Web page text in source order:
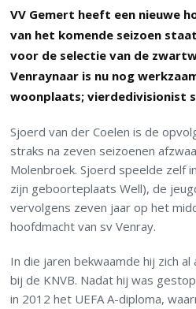
VV Gemert heeft een nieuwe
van het komende seizoen
voor de selectie van de
Venraynaar is nu nog
woonplaats; vierdedivisionist
Sjoerd van der Coelen is de
straks na zeven seizoenen
Molenbroek. Sjoerd speelde zelf
zijn geboorteplaats Well), de
vervolgens zeven jaar op het
hoofdmacht van sv Venray.
In die jaren bekwaamde hij zich
bij de KNVB. Nadat hij was
in 2012 het UEFA A-diploma,